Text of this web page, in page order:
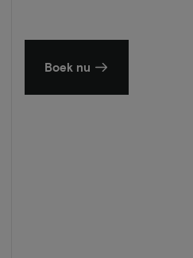
Boek nu